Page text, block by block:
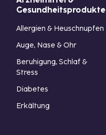
Gesundheitsprodukte
Allergien & Heuschnupfen
Auge, Nase & Ohr
Beruhigung, Schlaf &
Stress
Diabetes
Erkältung